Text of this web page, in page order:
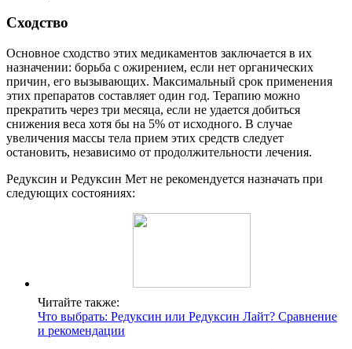
Сходство
Основное сходство этих медикаментов заключается в их
назначении: борьба с ожирением, если нет органических
причин, его вызывающих. Максимальный срок применения
этих препаратов составляет один год. Терапию можно
прекратить через три месяца, если не удается добиться
снижения веса хотя бы на 5% от исходного. В случае
увеличения массы тела прием этих средств следует
остановить, независимо от продолжительности лечения.
Редуксин и Редуксин Мет не рекомендуется назначать при
следующих состояниях:
Читайте также:
Что выбрать: Редуксин или Редуксин Лайт? Сравнение
и рекомендации